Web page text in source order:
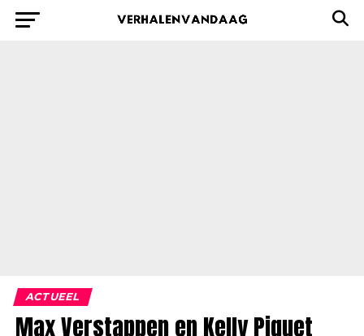
ACTUEEL
Max Verstappen en Kelly Piquet